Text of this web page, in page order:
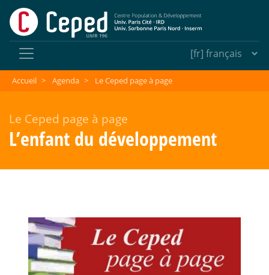
Accueil > Agenda > Le Ceped page à page
Le Ceped page à page
L’enfant du développement